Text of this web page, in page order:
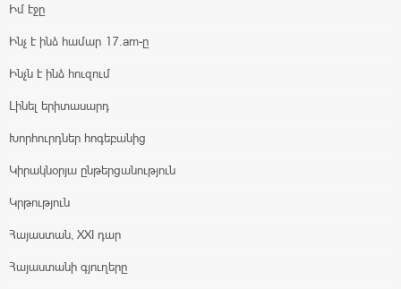
Իմ էջը
Ինչ է ինձ համար 17.am-ը
Ինչն է ինձ հուզում
Լինել երիտասարդ
Խորհուրդներ հոգեբանից
Կիրակնօրյա ընթերցանություն
Կրթություն
Հայաստան, XXI դար
Հայաստանի գյուղերը